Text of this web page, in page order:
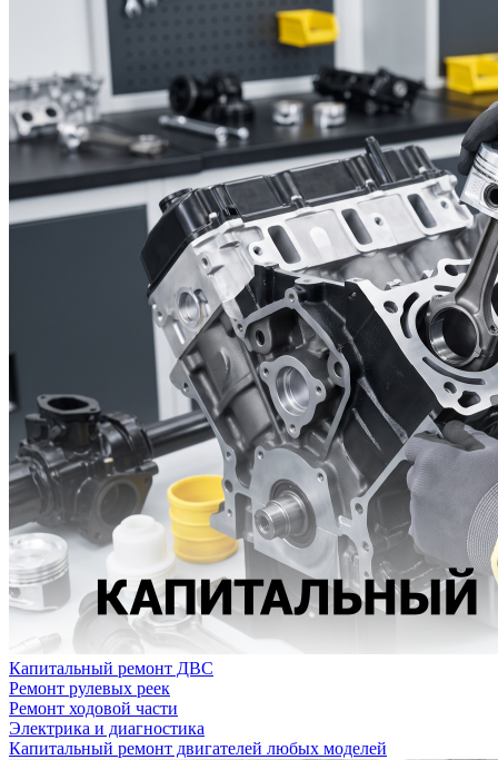
Капитальный ремонт ДВС
Ремонт рулевых реек
Ремонт ходовой части
Электрика и диагностика
Капитальный ремонт двигателей любых моделей